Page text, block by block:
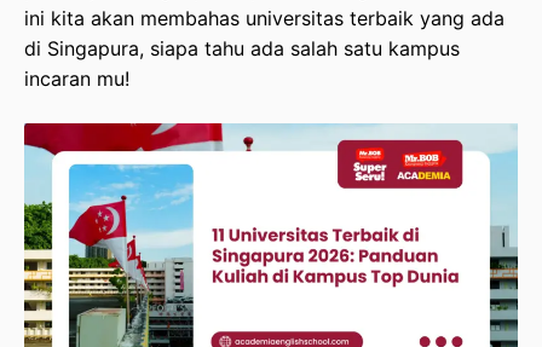
Penutup
ini kita akan membahas universitas terbaik yang ada
di Singapura, siapa tahu ada salah satu kampus
incaran mu!